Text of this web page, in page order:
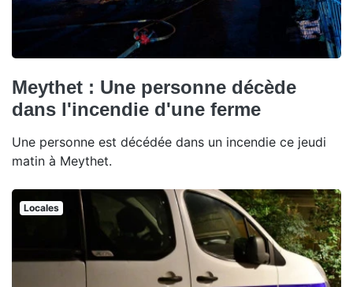
Meythet : Une personne décède
dans l'incendie d'une ferme
Une personne est décédée dans un incendie ce jeudi
matin à Meythet.
Locales